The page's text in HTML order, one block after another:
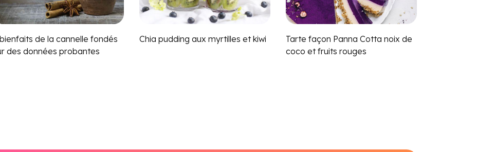
de la cannelle fondés
des données probantes
Chia pudding aux myrtilles et kiwi
Tarte façon Panna Cotta noix de
coco et fruits rouges